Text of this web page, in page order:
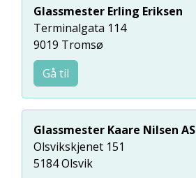
Glassmester Erling Eriksen
Terminalgata 114
9019 Tromsø
Gå til
Glassmester Kaare Nilsen AS
Olsvikskjenet 151
5184 Olsvik